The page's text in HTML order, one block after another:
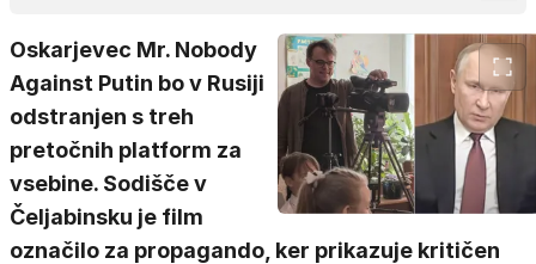
Oskarjevec Mr. Nobody
Against Putin bo v Rusiji
odstranjen s treh
pretočnih platform za
vsebine. Sodišče v
Čeljabinsku je film
označilo za propagando, ker prikazuje kritičen